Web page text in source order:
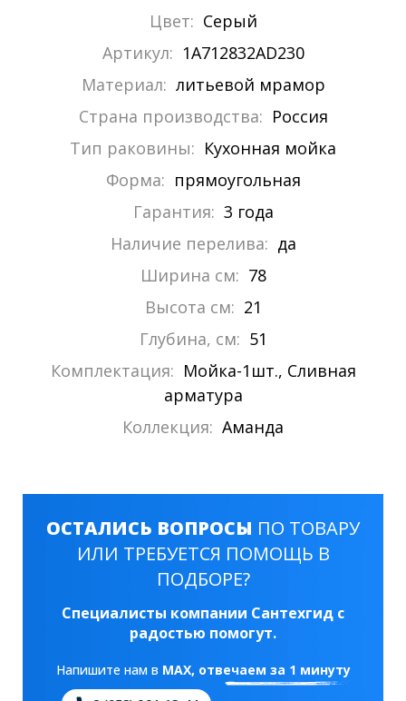
Цвет: Серый
Артикул: 1A712832AD230
Материал: литьевой мрамор
Страна производства: Россия
Тип раковины: Кухонная мойка
Форма: прямоугольная
Гарантия: 3 года
Наличие перелива: да
Ширина см: 78
Высота см: 21
Глубина, см: 51
Комплектация: Мойка-1шт., Сливная
арматура
Коллекция: Аманда
ОСТАЛИСЬ ВОПРОСЫ ПО ТОВАРУ
ИЛИ ТРЕБУЕТСЯ ПОМОЩЬ В
ПОДБОРЕ?
Специалисты компании Сантехгид с
радостью помогут.
Напишите нам в MAX, отвечаем за 1 минуту